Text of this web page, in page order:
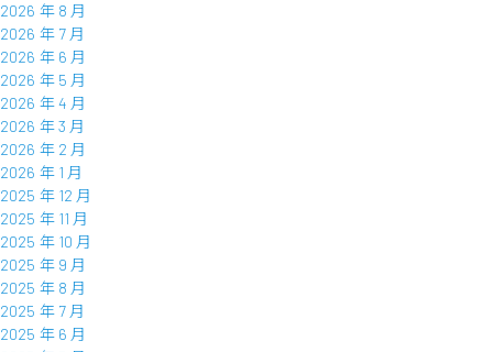
2026 年 8 月
2026 年 7 月
2026 年 6 月
2026 年 5 月
2026 年 4 月
2026 年 3 月
2026 年 2 月
2026 年 1 月
2025 年 12 月
2025 年 11 月
2025 年 10 月
2025 年 9 月
2025 年 8 月
2025 年 7 月
2025 年 6 月